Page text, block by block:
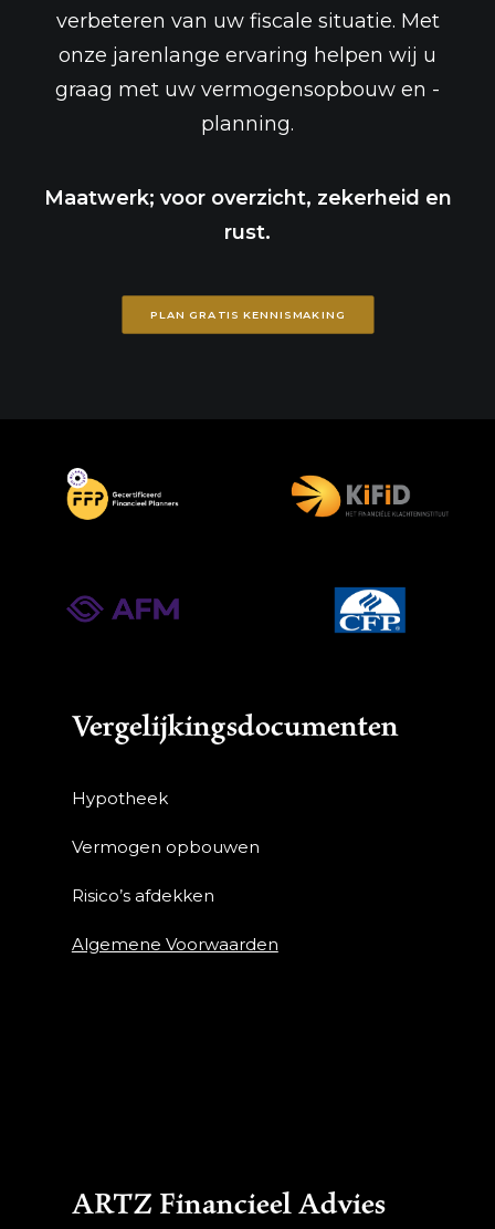
verbeteren van uw fiscale situatie. Met
onze jarenlange ervaring helpen wij u
graag met uw vermogensopbouw en -
planning.
Maatwerk; voor overzicht, zekerheid en
rust.
PLAN GRATIS KENNISMAKING
Vergelijkingsdocumenten
Hypotheek
Vermogen opbouwen
Risico’s afdekken
Algemene Voorwaarden
ARTZ Financieel Advies